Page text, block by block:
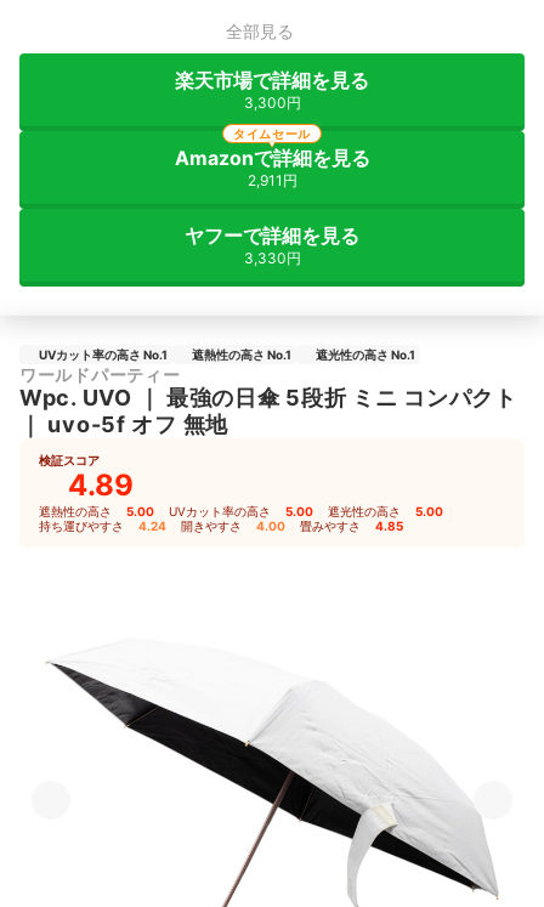
全部見る
楽天市場で詳細を見る
3,300円
Amazonで詳細を見る
2,911円
タイムセール
ヤフーで詳細を見る
3,330円
UVカット率の高さ No.1 遮熱性の高さ No.1 遮光性の高さ No.1
ワールドパーティー
Wpc. UVO ｜ 最強の日傘 5段折 ミニ コンパクト
｜ uvo-5f オフ 無地
検証スコア
4.89
遮熱性の高さ 5.00 UVカット率の高さ 5.00 遮光性の高さ 5.00
持ち運びやすさ 4.24 開きやすさ 4.00 畳みやすさ 4.85